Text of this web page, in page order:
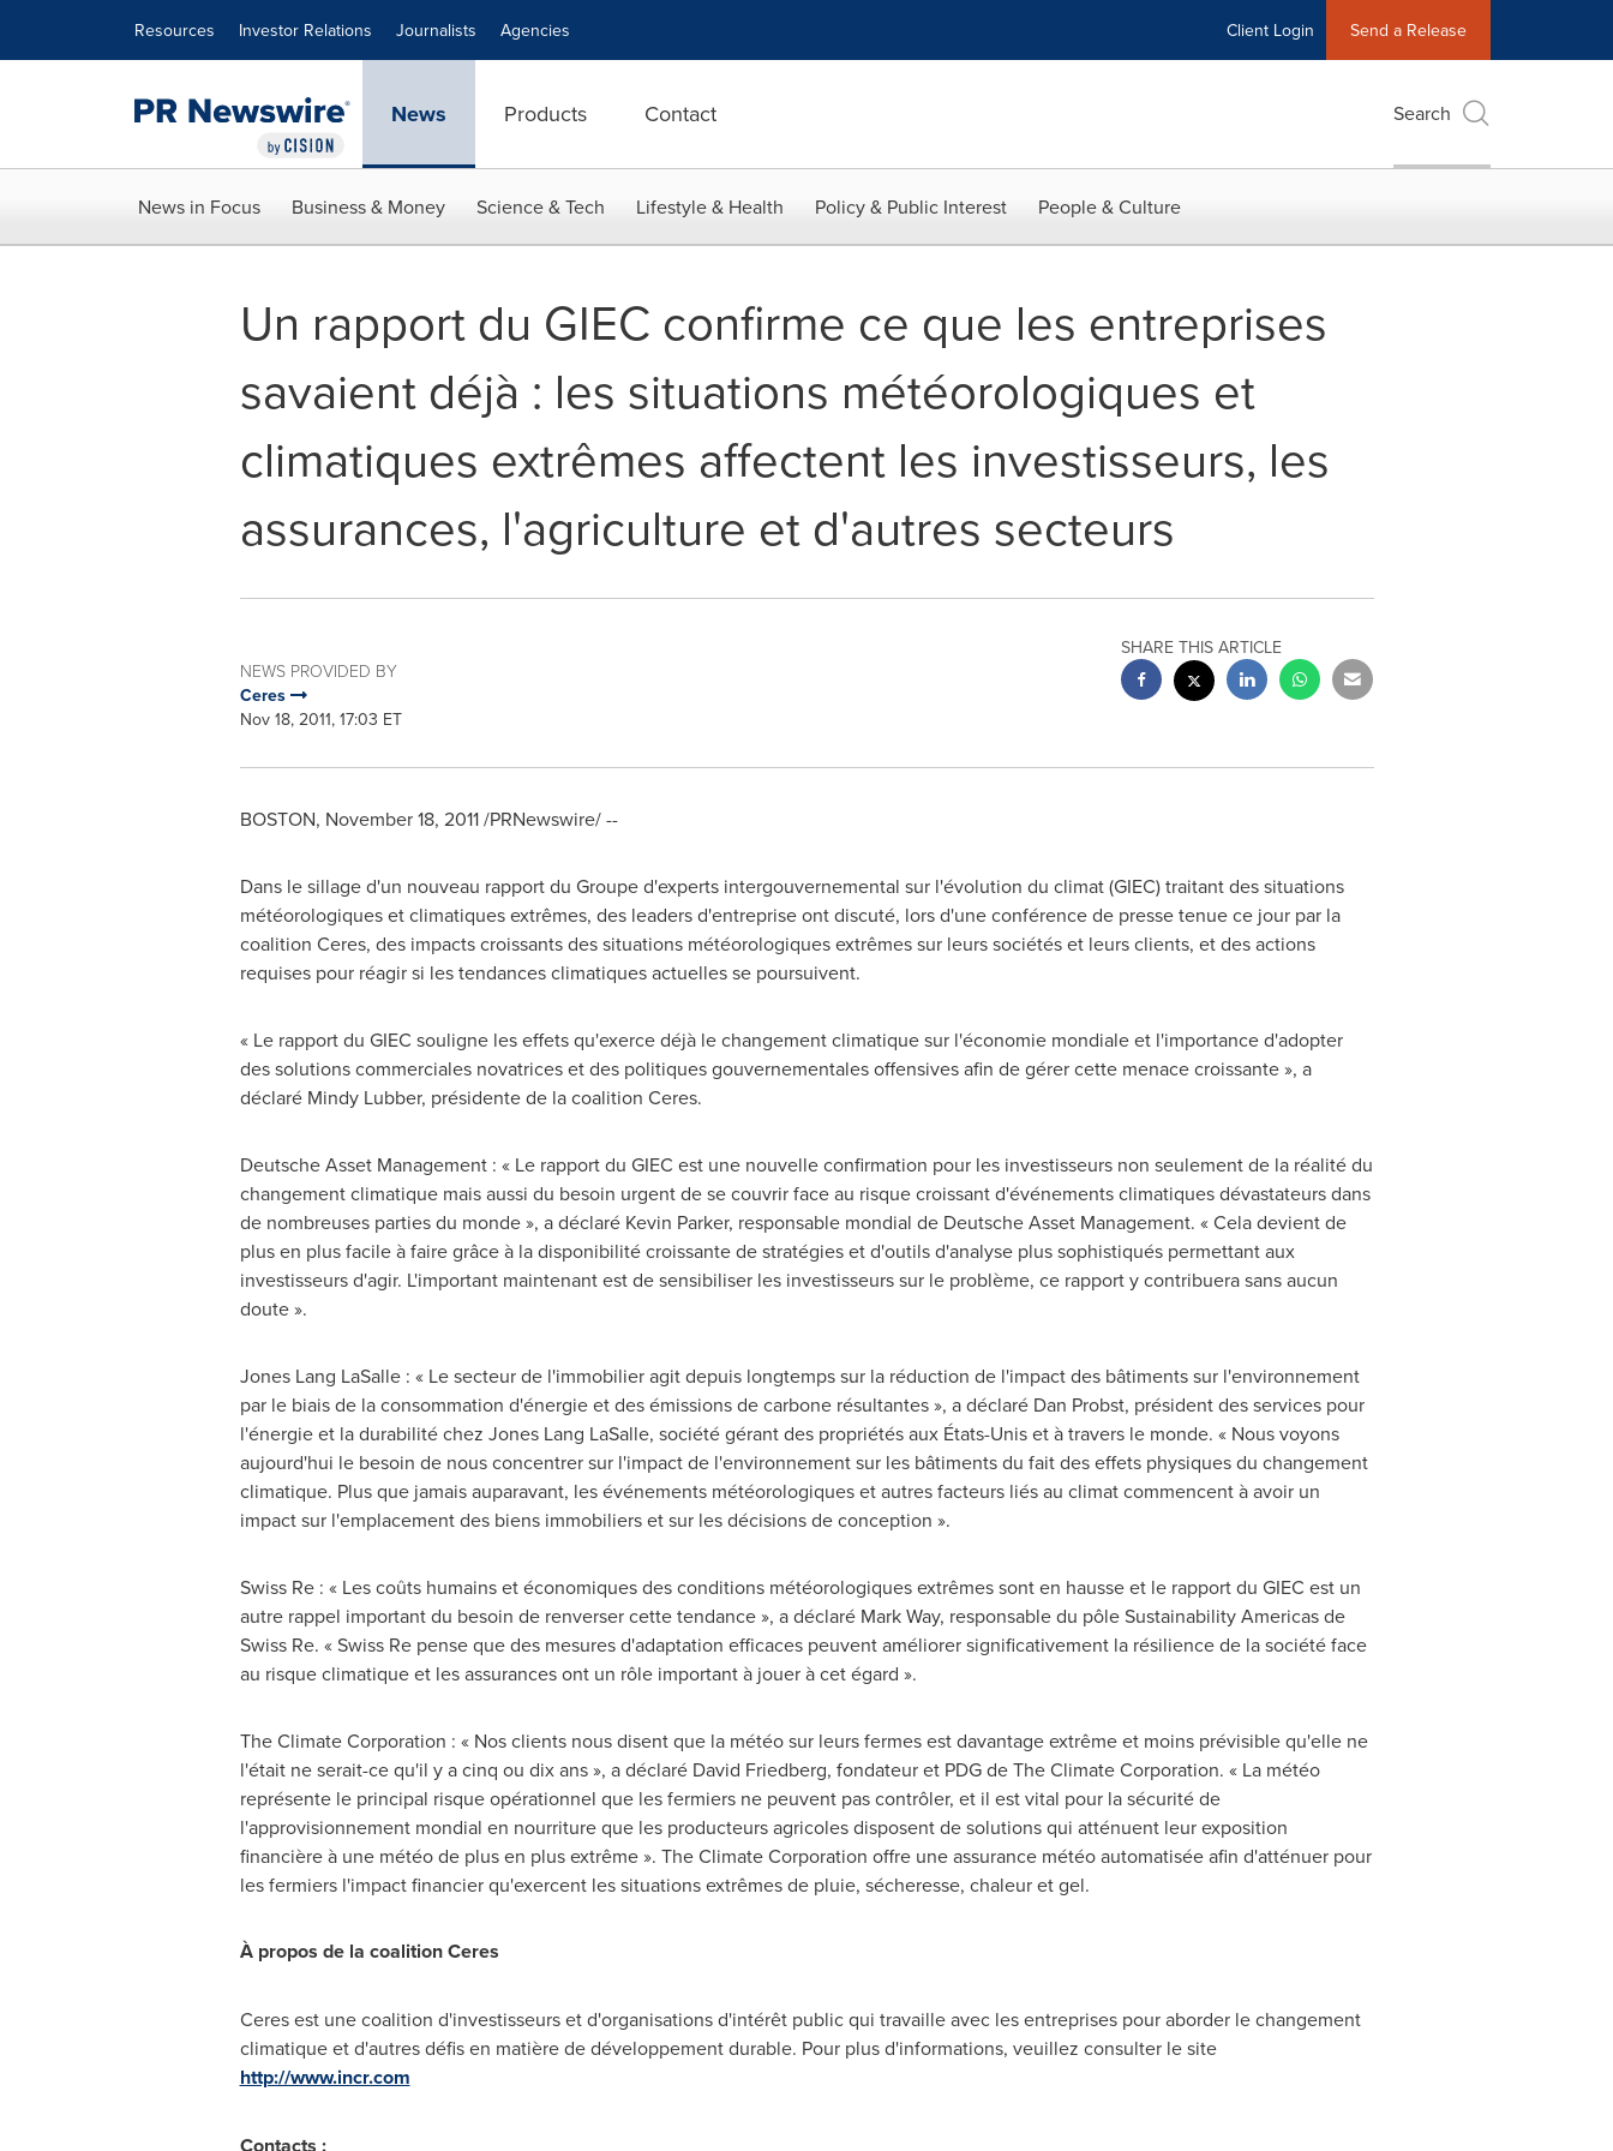
Resources Investor Relations Journalists Agencies Client Login Send a Release
News Products Contact Search
News in Focus Business & Money Science & Tech Lifestyle & Health Policy & Public Interest People & Culture
Un rapport du GIEC confirme ce que les entreprises
savaient déjà : les situations météorologiques et
climatiques extrêmes affectent les investisseurs, les
assurances, l'agriculture et d'autres secteurs
NEWS PROVIDED BY
Ceres
Nov 18, 2011, 17:03 ET
SHARE THIS ARTICLE
BOSTON, November 18, 2011/PRNewswire/ --
Dans le sillage d'un nouveau rapport du Groupe d'experts intergouvernemental sur l'évolution du climat (GIEC) traitant des situations
météorologiques et climatiques extrêmes, des leaders d'entreprise ont discuté, lors d'une conférence de presse tenue ce jour par la
coalition Ceres, des impacts croissants des situations météorologiques extrêmes sur leurs sociétés et leurs clients, et des actions
requises pour réagir si les tendances climatiques actuelles se poursuivent.
« Le rapport du GIEC souligne les effets qu'exerce déjà le changement climatique sur l'économie mondiale et l'importance d'adopter
des solutions commerciales novatrices et des politiques gouvernementales offensives afin de gérer cette menace croissante », a
déclaré Mindy Lubber, présidente de la coalition Ceres.
Deutsche Asset Management : « Le rapport du GIEC est une nouvelle confirmation pour les investisseurs non seulement de la réalité du
changement climatique mais aussi du besoin urgent de se couvrir face au risque croissant d'événements climatiques dévastateurs dans
de nombreuses parties du monde », a déclaré Kevin Parker, responsable mondial de Deutsche Asset Management. « Cela devient de
plus en plus facile à faire grâce à la disponibilité croissante de stratégies et d'outils d'analyse plus sophistiqués permettant aux
investisseurs d'agir. L'important maintenant est de sensibiliser les investisseurs sur le problème, ce rapport y contribuera sans aucun
doute ».
Jones Lang LaSalle : « Le secteur de l'immobilier agit depuis longtemps sur la réduction de l'impact des bâtiments sur l'environnement
par le biais de la consommation d'énergie et des émissions de carbone résultantes », a déclaré Dan Probst, président des services pour
l'énergie et la durabilité chez Jones Lang LaSalle, société gérant des propriétés aux États-Unis et à travers le monde. « Nous voyons
aujourd'hui le besoin de nous concentrer sur l'impact de l'environnement sur les bâtiments du fait des effets physiques du changement
climatique. Plus que jamais auparavant, les événements météorologiques et autres facteurs liés au climat commencent à avoir un
impact sur l'emplacement des biens immobiliers et sur les décisions de conception ».
Swiss Re : « Les coûts humains et économiques des conditions météorologiques extrêmes sont en hausse et le rapport du GIEC est un
autre rappel important du besoin de renverser cette tendance », a déclaré Mark Way, responsable du pôle Sustainability Americas de
Swiss Re. « Swiss Re pense que des mesures d'adaptation efficaces peuvent améliorer significativement la résilience de la société face
au risque climatique et les assurances ont un rôle important à jouer à cet égard ».
The Climate Corporation : « Nos clients nous disent que la météo sur leurs fermes est davantage extrême et moins prévisible qu'elle ne
l'était ne serait-ce qu'il y a cinq ou dix ans », a déclaré David Friedberg, fondateur et PDG de The Climate Corporation. « La météo
représente le principal risque opérationnel que les fermiers ne peuvent pas contrôler, et il est vital pour la sécurité de
l'approvisionnement mondial en nourriture que les producteurs agricoles disposent de solutions qui atténuent leur exposition
financière à une météo de plus en plus extrême ». The Climate Corporation offre une assurance météo automatisée afin d'atténuer pour
les fermiers l'impact financier qu'exercent les situations extrêmes de pluie, sécheresse, chaleur et gel.
À propos de la coalition Ceres
Ceres est une coalition d'investisseurs et d'organisations d'intérêt public qui travaille avec les entreprises pour aborder le changement
climatique et d'autres défis en matière de développement durable. Pour plus d'informations, veuillez consulter le site
http://www.incr.com